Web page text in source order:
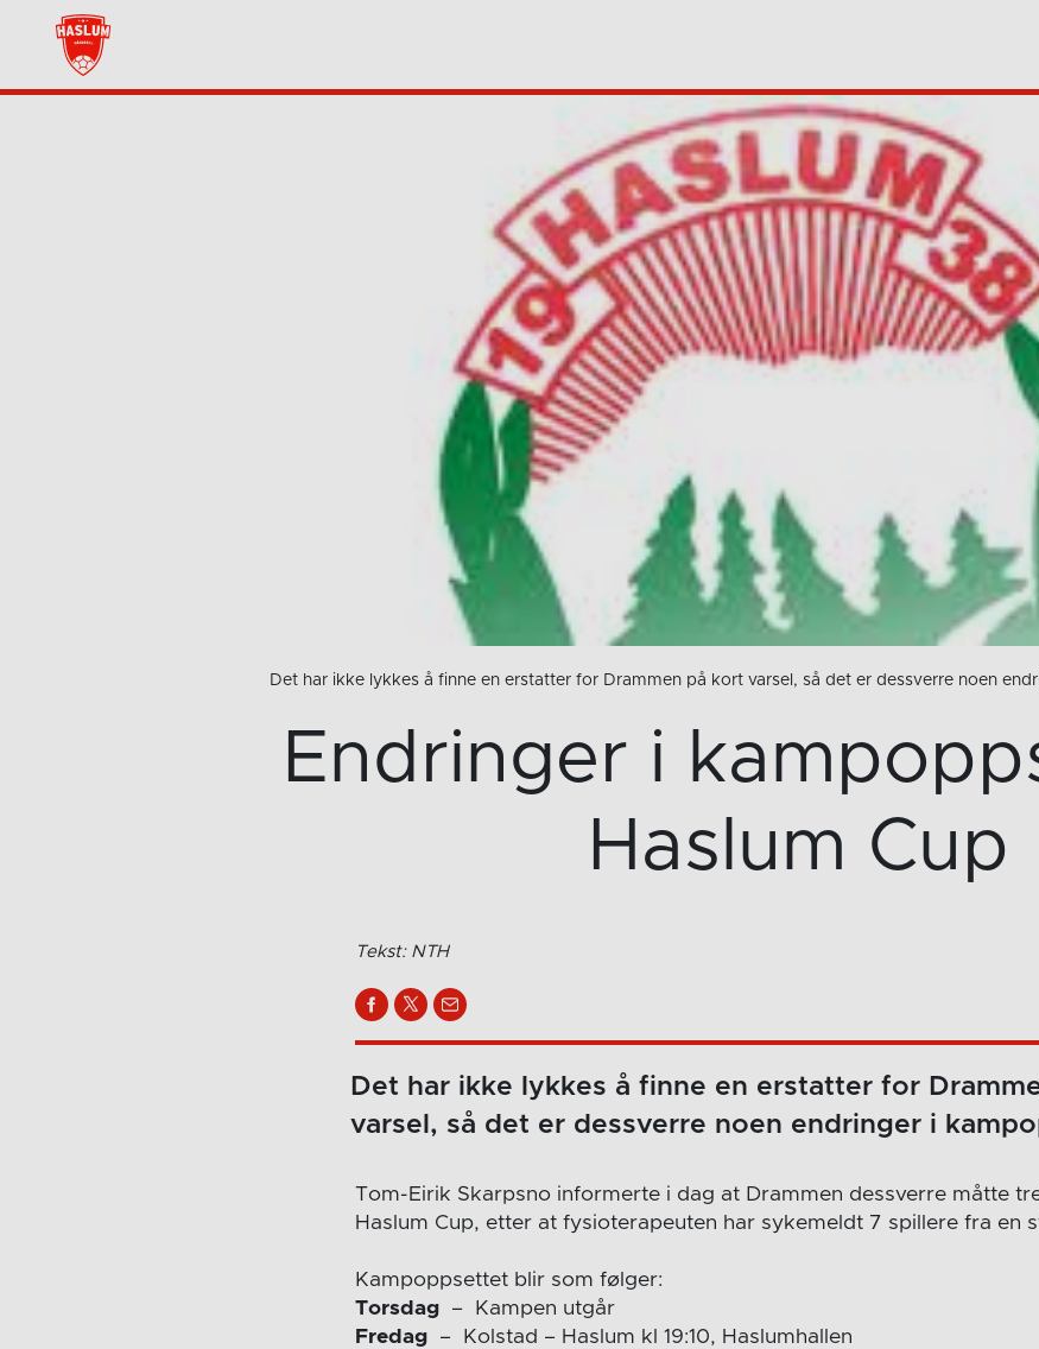
Det har ikke lykkes å finne en erstatter for Drammen på kort varsel, så det er dessverre noen
Endringer i
Haslum Cup
Tekst: NTH
Det har ikke lykkes å finne en erstatter for
varsel, så det er dessverre noen endringer i
Tom-Eirik Skarpsno informerte i dag at Drammen dessverre måtte
Haslum Cup, etter at fysioterapeuten har sykemeldt 7 spillere fra en
Kampoppsettet blir som følger:
Torsdag
– Kampen utgår
Fredag
– Kolstad – Haslum kl 19:10, Haslumhallen